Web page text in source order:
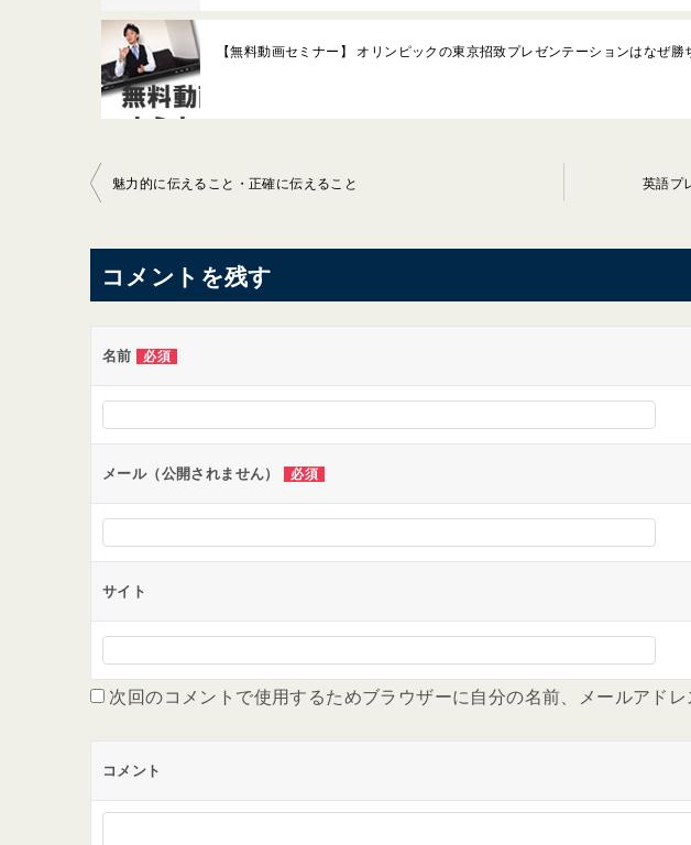
【無料動画セミナー】 オリンピックの東京招致プレゼンテーションはなぜ勝
投
ナ
ビ
ー
ョ
ン
魅力的に伝えること・正確に伝えること 英語プ
コメントを残す
名前 必須
メール（公開されません） 必須
サイト
次回のコメントで使用するためブラウザーに自分の名前、メールアドレ
コメント